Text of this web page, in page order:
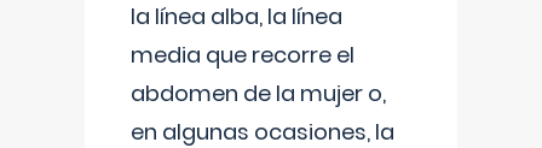
la línea alba, la línea
media que recorre el
abdomen de la mujer o,
en algunas ocasiones, la